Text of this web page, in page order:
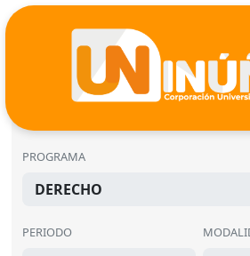
PROGRAMA
DERECHO
PERIODO